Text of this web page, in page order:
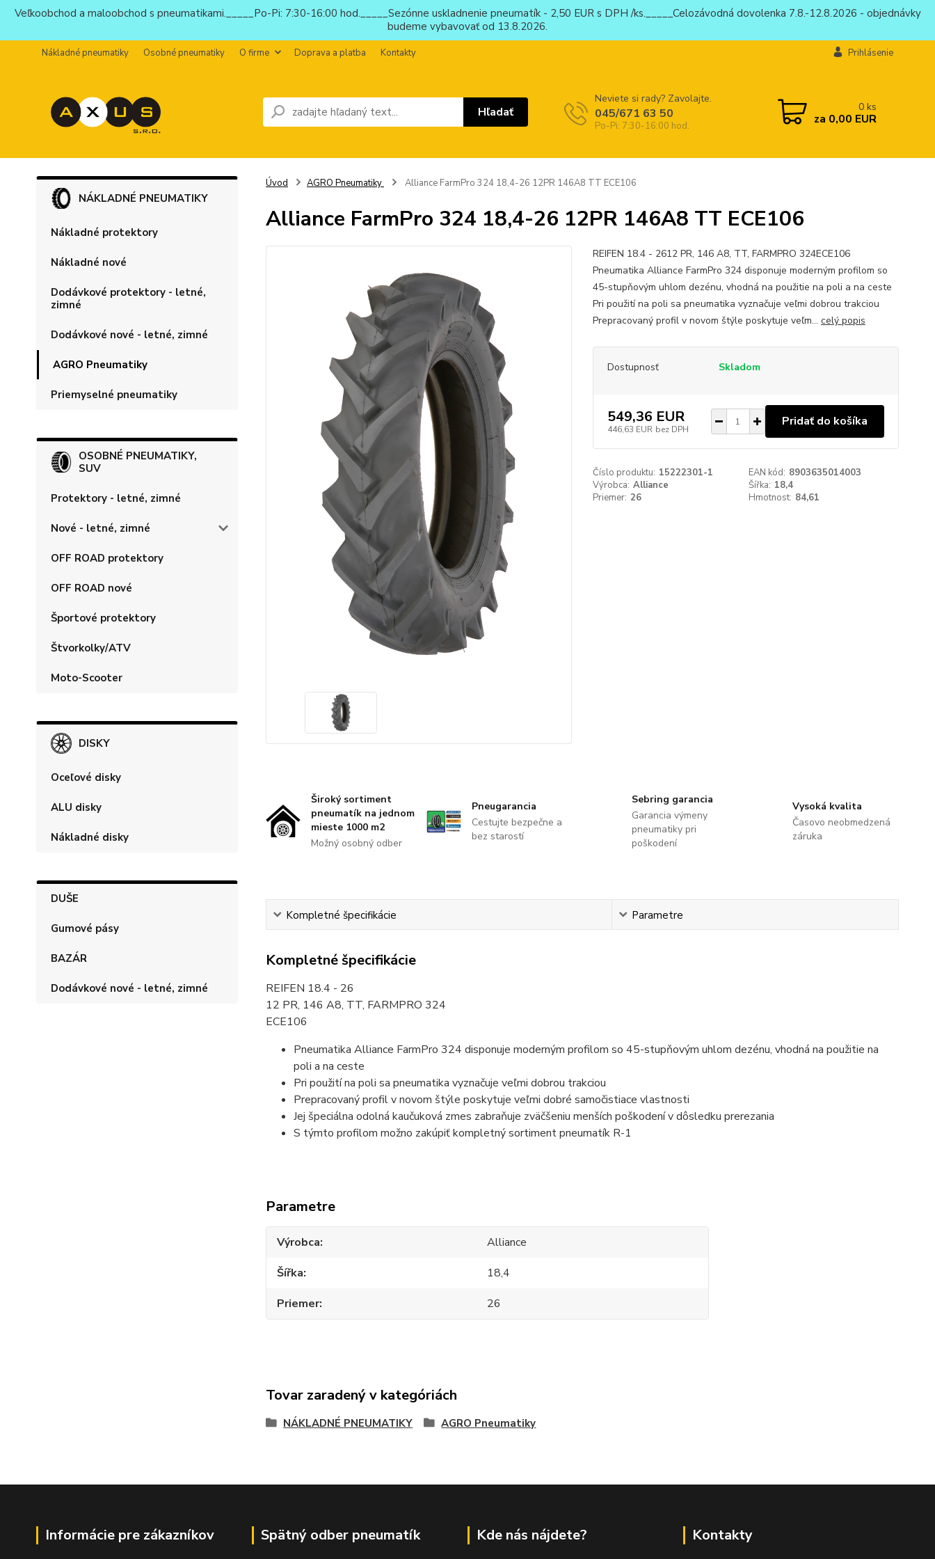
Veľkoobchod a maloobchod s pneumatikami._____Po-Pi: 7:30-16:00 hod._____Sezónne uskladnenie pneumatík - 2,50 EUR s DPH /ks._____Celozávodná dovolenka 7.8.-12.8.2026 - objednávky
budeme vybavovať od 13.8.2026.
Nákladné pneumatiky Osobné pneumatiky O firme Doprava a platba Kontakty Prihlásenie
Hľadať
Neviete si rady? Zavolajte.
045/671 63 50
Po-Pi: 7:30-16:00 hod.
0 ks
za 0,00 EUR
NÁKLADNÉ PNEUMATIKY
Nákladné protektory
Nákladné nové
Dodávkové protektory - letné,
zimné
Dodávkové nové - letné, zimné
AGRO Pneumatiky
Priemyselné pneumatiky
OSOBNÉ PNEUMATIKY,
SUV
Protektory - letné, zimné
Nové - letné, zimné
OFF ROAD protektory
OFF ROAD nové
Športové protektory
Štvorkolky/ATV
Moto-Scooter
DISKY
Oceľové disky
ALU disky
Nákladné disky
DUŠE
Gumové pásy
BAZÁR
Dodávkové nové - letné, zimné
Úvod AGRO Pneumatiky Alliance FarmPro 324 18,4-26 12PR 146A8 TT ECE106
Alliance FarmPro 324 18,4-26 12PR 146A8 TT ECE106
REIFEN 18.4 - 2612 PR, 146 A8, TT, FARMPRO 324ECE106
Pneumatika Alliance FarmPro 324 disponuje moderným profilom so
45-stupňovým uhlom dezénu, vhodná na použitie na poli a na ceste
Pri použití na poli sa pneumatika vyznačuje veľmi dobrou trakciou
Prepracovaný profil v novom štýle poskytuje veľm... celý popis
Dostupnosť Skladom
549,36 EUR
446,63 EUR bez DPH
Pridať do košíka
Číslo produktu: 15222301-1 EAN kód: 8903635014003
Výrobca: Alliance Šířka: 18,4
Priemer: 26 Hmotnost: 84,61
Široký sortiment
pneumatík na jednom
mieste 1000 m2
Možný osobný odber
Pneugarancia
Cestujte bezpečne a
bez starostí
Sebring garancia
Garancia výmeny
pneumatiky pri
poškodení
Vysoká kvalita
Časovo neobmedzená
záruka
Kompletné špecifikácie Parametre
Kompletné špecifikácie
REIFEN 18.4 - 26
12 PR, 146 A8, TT, FARMPRO 324
ECE106
Pneumatika Alliance FarmPro 324 disponuje moderným profilom so 45-stupňovým uhlom dezénu, vhodná na použitie na
poli a na ceste
Pri použití na poli sa pneumatika vyznačuje veľmi dobrou trakciou
Prepracovaný profil v novom štýle poskytuje veľmi dobré samočistiace vlastnosti
Jej špeciálna odolná kaučuková zmes zabraňuje zväčšeniu menších poškodení v dôsledku prerezania
S týmto profilom možno zakúpiť kompletný sortiment pneumatík R-1
Parametre
Výrobca
Alliance
Šířka
18,4
Priemer
26
Tovar zaradený v kategóriách
NÁKLADNÉ PNEUMATIKY AGRO Pneumatiky
Informácie pre zákazníkov Spätný odber pneumatík Kde nás nájdete? Kontakty